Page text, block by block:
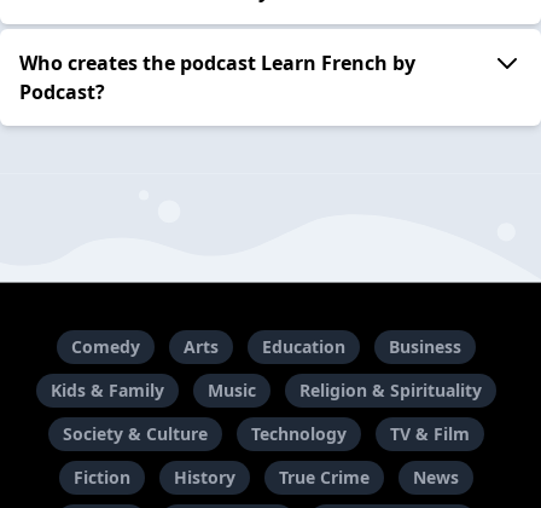
Who creates the podcast Learn French by
Podcast?
Comedy Arts Education
Business
Kids & Family
Music
Religion & Spirituality
Society & Culture
Technology
TV & Film
Fiction
History True Crime
News